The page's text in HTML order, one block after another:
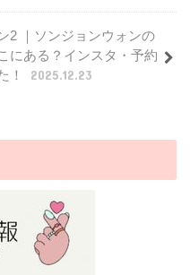
2 ｜ソンジョンウォンの
にある？インスタ・予約
！
2025.12.23